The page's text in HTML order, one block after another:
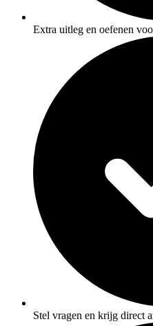
Extra uitleg en oefenen
Stel vragen en krijg direct